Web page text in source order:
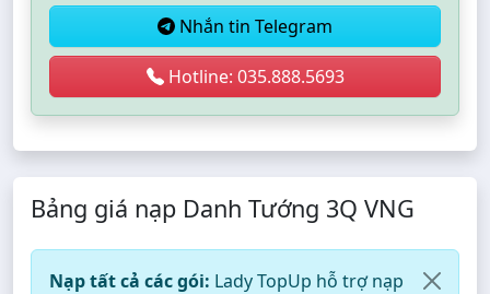
Nhắn tin Telegram
Hotline: 035.888.5693
Bảng giá nạp Danh Tướng 3Q VNG
Nạp tất cả các gói: Lady TopUp hỗ trợ nạp